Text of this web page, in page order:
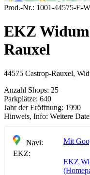
Prod.-Nr.: 1001-44575-E-
EKZ
Rauxel
44575 Castrop-Rauxel,
Anzahl Shops: 25
Parkplätze: 640
Jahr der Eröffnung: 1990
Hinweis, Info: Weitere
Navi:
Mit
EKZ:
EKZ